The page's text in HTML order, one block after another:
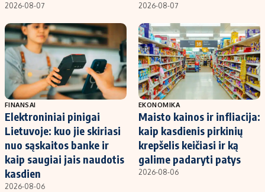
2026-08-07 2026-08-07
FINANSAI
Elektroniniai pinigai
Lietuvoje: kuo jie skiriasi
nuo sąskaitos banke ir
kaip saugiai jais naudotis
kasdien
2026-08-06
EKONOMIKA
Maisto kainos ir infliacija:
kaip kasdienis pirkinių
krepšelis keičiasi ir ką
galime padaryti patys
2026-08-06